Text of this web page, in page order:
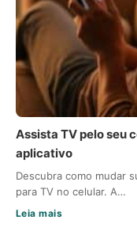
Assista TV pelo seu
aplicativo
Descubra como mudar
para TV no celular. A…
Leia mais